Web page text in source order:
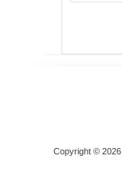
Copyright © 2026